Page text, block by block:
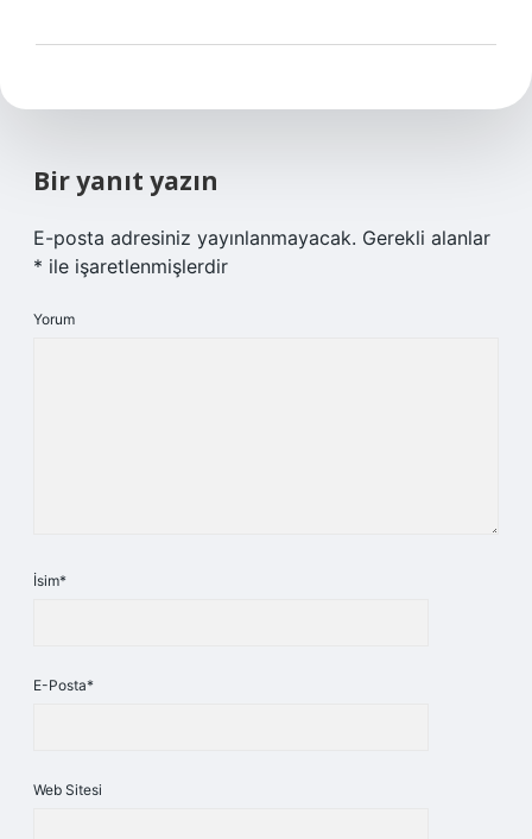
Bir yanıt yazın
E-posta adresiniz yayınlanmayacak. Gerekli alanlar
* ile işaretlenmişlerdir
Yorum
İsim*
E-Posta*
Web Sitesi